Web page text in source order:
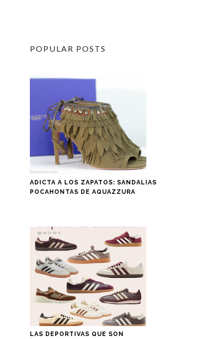
POPULAR POSTS
ADICTA A LOS ZAPATOS: SANDALIAS
POCAHONTAS DE AQUAZZURA
LAS DEPORTIVAS QUE SON